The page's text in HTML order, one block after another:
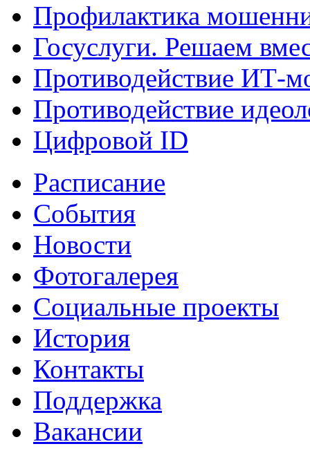
Профилактика
Госуслуги. Решаем
Противодействие ИТ-
Противодействие
Цифровой ID
Расписание
События
Новости
Фотогалерея
Социальные проекты
История
Контакты
Поддержка
Вакансии